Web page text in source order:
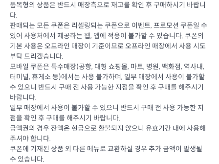
품목형의 상품은 반드시 매장측으로 재고를 확인 후 구매하시기 바랍니
다.
판매되는 모든 쿠폰은 리셀링되는 쿠폰으로 이벤트, 프로모션 쿠폰일 수
있어 사용처에서 제공하는 웹, 앱에 적용이 불가할 수 있습니다. 쿠폰의
기본 사용은 오프라인 매장이 기준이므로 오프라인 매장에서 사용 시도
부탁 드리겠습니다.
모바일 쿠폰은 특수매장(공항, 대형 쇼핑몰, 마트, 병원, 백화점, 역사내,
터미널, 휴게소 등)에서는 사용 불가하며, 일부 매장에서 사용이 불가할
수 있으니 반드시 구매 전 사용 가능한 지점을 확인 후 구매를 해주시기
바랍니다.
일부 매장에서 사용이 불가할 수 있으니 반드시 구매 전 사용 가능한 지
점을 확인 후 구매를 해주시기 바랍니다.
금액권의 경우 잔액은 현금으로 환불되지 않으니 유효기간 내에 사용해
주셔야 합니다.
쿠폰에 기재된 상품 외 다른 메뉴로 교환하실 경우 추가 금액이 발생될
수 있습니다.